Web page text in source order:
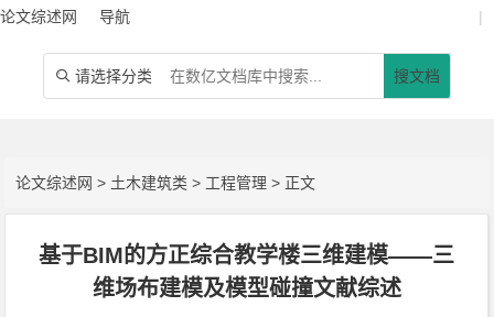
论文综述网 导航 |
 请选择分类 搜文档
论文综述网 > 土木建筑类 > 工程管理 > 正文
基于BIM的方正综合教学楼三维建模——三
维场布建模及模型碰撞文献综述